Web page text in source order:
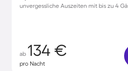
unvergessliche Auszeiten mit bis zu 4
ab 134 €
pro Nacht